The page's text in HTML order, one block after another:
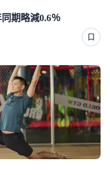
期略減0.6％